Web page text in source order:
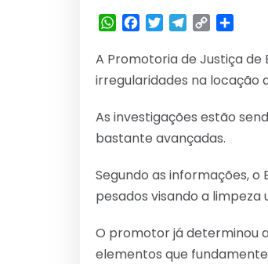
WhatsApp
Facebook
TwitterTelegram
Copy
A Promotoria de Justiça
irregularidades na locação
As investigações estão
bastante avançadas.
Segundo as informações,
pesados visando a limpeza
O promotor já determinou
elementos que